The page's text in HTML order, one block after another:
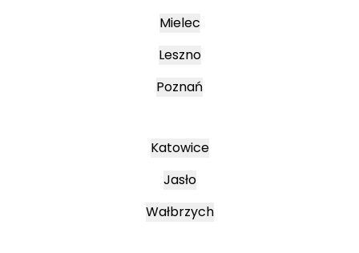
Mielec
Leszno
Poznań
Katowice
Jasło
Wałbrzych